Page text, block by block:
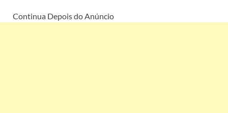
Continua Depois do Anúncio